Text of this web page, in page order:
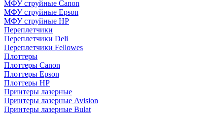
МФУ струйные Canon
МФУ струйные Epson
МФУ струйные HP
Переплетчики
Переплетчики Deli
Переплетчики Fellowes
Плоттеры
Плоттеры Canon
Плоттеры Epson
Плоттеры HP
Принтеры лазерные
Принтеры лазерные Avision
Принтеры лазерные Bulat